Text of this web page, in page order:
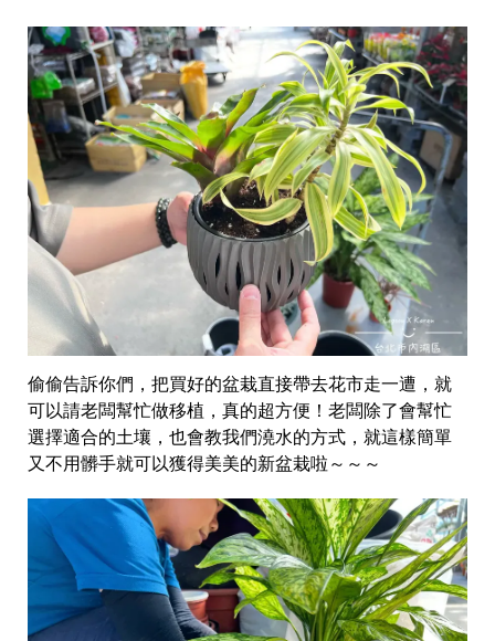
偷偷告訴你們，把買好的盆栽直接帶去花市走一遭，就
可以請老闆幫忙做移植，真的超方便！老闆除了會幫忙
選擇適合的土壤，也會教我們澆水的方式，就這樣簡單
又不用髒手就可以獲得美美的新盆栽啦～～～